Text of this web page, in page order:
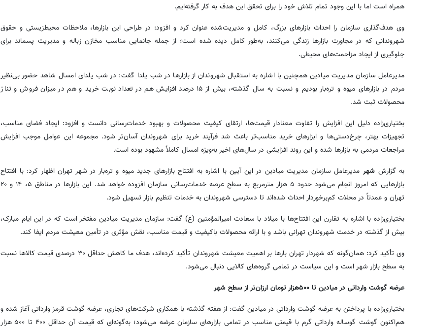
همراه است اما با این وجود تمام تلاش خود را برای تحقق این هدف به کار گرفته‌ایم.
وی هدف‌گذاری سازمان را احداث بازارهای بزرگ، کامل و مدیریت‌شده عنوان کرد و افزود: در طراحی این بازارها، ملاحظات محیط‌زیستی و حقوق
شهروندانی که در مجاورت بازارها زندگی می‌کنند، به‌طور کامل دیده شده است؛ از جمله جانمایی مناسب مخازن زباله و مدیریت پسماند برای
جلوگیری از ایجاد مزاحمت‌های محیطی.
مدیرعامل سازمان مدیریت میادین همچنین با اشاره به استقبال شهروندان از بازارها در شب یلدا گفت: در شب یلدای امسال شاهد حضور بی‌نظیر
مردم در بازارهای میوه و تره‌بار بودیم و نسبت به سال گذشته، بیش از ۱۵ درصد افزایش هم در تعداد نوبت خرید و هم در میزان فروش و تناژ
محصولات ثبت شد.
بختیاری‌زاده دلیل این افزایش را تفاوت معنادار قیمت‌ها، ارتقای کیفیت محصولات و بهبود خدمات‌رسانی دانست و افزود: ایجاد فضای مناسب،
تجهیزات بهتر، چرخ‌دستی‌ها و ابزارهای خرید مناسب‌تر باعث شد فرآیند خرید برای شهروندان آسان‌تر شود. مجموعه این عوامل موجب افزایش
مراجعات مردمی به بازارها شده و این روند افزایشی در سال‌های اخیر به‌ویژه امسال کاملاً مشهود بوده است.
به گزارش شهر مدیرعامل سازمان مدیریت میادین در این آیین با اشاره به افتتاح بازارهای جدید میوه و تره‌بار در شهر تهران اظهار کرد: با افتتاح
بازارهایی که امروز انجام می‌شود حدود ۵ هزار مترمربع به سطح عرصه خدمات‌رسانی سازمان افزوده خواهد شد. این بازارها در مناطق ۵، ۱۴ و ۲۰
تهران و عمدتاً در محلات کم‌برخوردار احداث شده‌اند تا دسترسی شهروندان به خدمات تنظیم بازار تسهیل شود.
بختیاری‌زاده با اشاره به تقارن این افتتاح‌ها با میلاد با سعادت امیرالمؤمنین (ع) گفت: سازمان مدیریت میادین مفتخر است که در این ایام مبارک،
بیش از گذشته در خدمت شهروندان تهرانی باشد و با ارائه محصولات باکیفیت و قیمت مناسب، نقش مؤثری در تأمین معیشت مردم ایفا کند.
وی تأکید کرد: همان‌گونه که شهردار تهران بارها بر اهمیت معیشت شهروندان تأکید کرده‌اند، هدف ما کاهش حداقل ۳۰ درصدی قیمت کالاها نسبت
به سطح بازار شهر است و این سیاست در تمامی گروه‌های کالایی دنبال می‌شود.
عرضه گوشت وارداتی در میادین تا ۵۰۰هزار تومان ارزان‌تر از سطح شهر
بختیاری‌زاده با پرداختن به عرضه گوشت وارداتی در میادین گفت: از هفته گذشته با همکاری شرکت‌های تجاری، عرضه گوشت قرمز وارداتی آغاز شده و
هم‌اکنون گوشت گوساله وارداتی گرم با قیمتی مناسب در تمامی بازارهای سازمان عرضه می‌شود؛ به‌گونه‌ای که قیمت آن حداقل ۴۰۰ تا ۵۰۰ هزار